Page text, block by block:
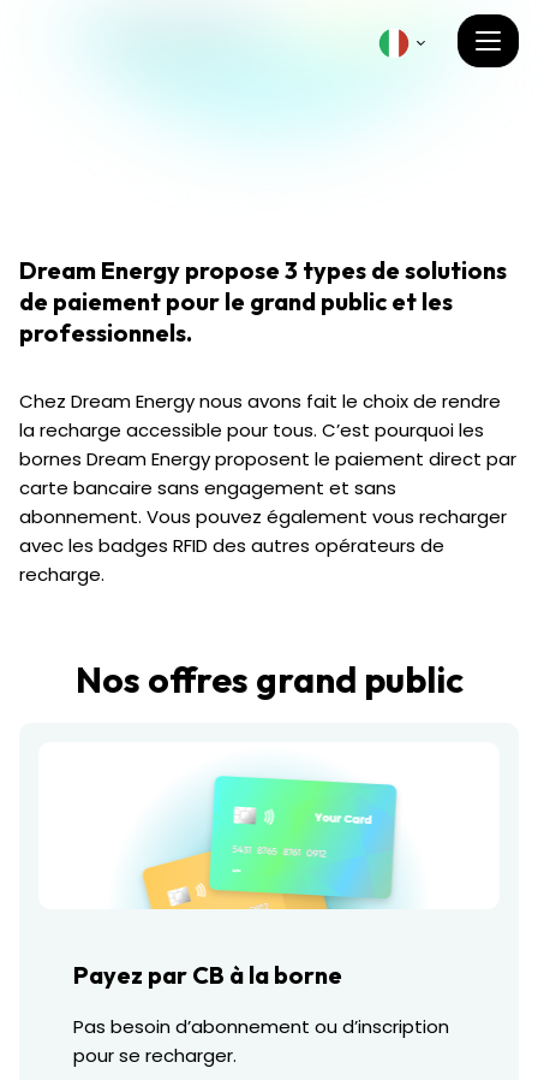
Dream Energy propose 3 types de solutions
de paiement pour le grand public et les
professionnels.
Chez Dream Energy nous avons fait le choix de rendre
la recharge accessible pour tous. C’est pourquoi les
bornes Dream Energy proposent le paiement direct par
carte bancaire sans engagement et sans
abonnement. Vous pouvez également vous recharger
avec les badges RFID des autres opérateurs de
recharge.
Nos offres grand public
Payez par CB à la borne
Pas besoin d’abonnement ou d’inscription
pour se recharger.